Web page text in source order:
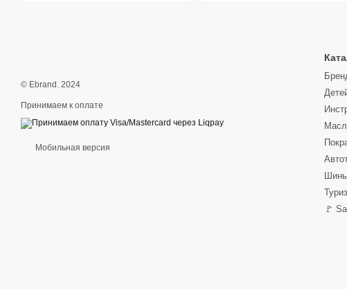
© Ebrand. 2024
Принимаем к оплате
Мобильная версия
🚩